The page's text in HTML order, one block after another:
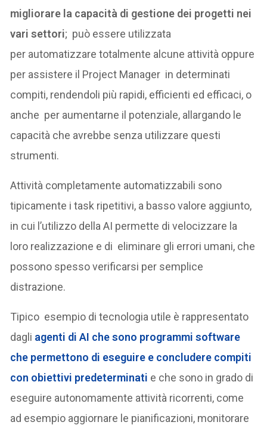
migliorare la capacità di gestione dei progetti nei
vari settori; può essere utilizzata
per automatizzare totalmente alcune attività oppure
per assistere il Project Manager in determinati
compiti, rendendoli più rapidi, efficienti ed efficaci, o
anche per aumentarne il potenziale, allargando le
capacità che avrebbe senza utilizzare questi
strumenti.
Attività completamente automatizzabili sono
tipicamente i task ripetitivi, a basso valore aggiunto,
in cui l’utilizzo della AI permette di velocizzare la
loro realizzazione e di eliminare gli errori umani, che
possono spesso verificarsi per semplice
distrazione.
Tipico esempio di tecnologia utile è rappresentato
dagli agenti di AI che sono programmi software
che permettono di eseguire e concludere compiti
con obiettivi predeterminati e che sono in grado di
eseguire autonomamente attività ricorrenti, come
ad esempio aggiornare le pianificazioni, monitorare